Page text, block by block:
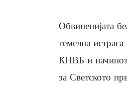
Обвиненијата
темелна
КНВБ и
за Светското